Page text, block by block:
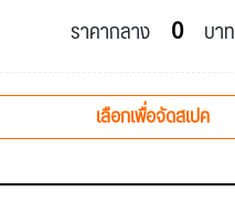
ราคากลาง 0 บาท
เลือกเพื่อจัดสเปค